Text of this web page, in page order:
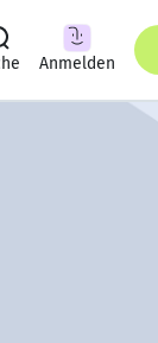
Anmelden